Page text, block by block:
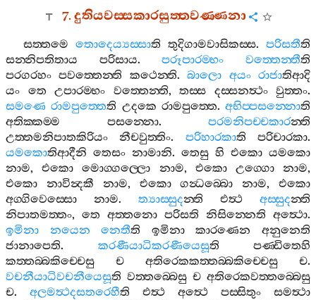
7.දුතියවස‍්සකාරසුත‍්තවණ‍්ණනා
සත‍්තමෙ තොදෙය්‍යස‍්සාති තුදිගාමවාසිකස‍්ස. පරිසතීති
සන‍්නිපතිතාය
පරිසාය.පරූපාරම‍්භං වත‍්තෙන‍්තීති
පරගරහං පවත‍්තෙන‍්ති කථෙන‍්ති.බාලො අයං රාජාතිආදි
යං
තෙ උපාරම‍්භං වත‍්තෙන‍්ති, තස‍්ස දස‍්සනත්‍ථං වුත‍්තං.
සමණෙ රාමපුත‍්තෙති උදකෙ රාමපුත‍්තෙ. අභිප‍්පසන‍්නොති
අතික‍්කම‍්ම
පසන‍්නො. පරමනිපච‍්චකාරන‍්ති
උත‍්තමනිපාතකිරියං
නීචවුත‍්තිං. පරිහාරකාති පරිචාරකා.
යමකොතිආදීනි තෙසං නාමානි. තෙසු හි එකො යමකො
නාම,එකො මොග‍්ගල‍්ලො නාම, එකො උග‍්ගො නාම,
එකො
නාවින්‍දකී නාම, එකො ගන්‍ධබ‍්බො නාම,එකො
අග‍්ගිවෙස‍්සො
නාම. ත්‍යාස‍්සුදන‍්ති එත්‍ථ අස‍්සුදන‍්ති
නිපාතමත‍්තං, තෙ අත‍්තනො පරිසති නිසින‍්නෙති අත්‍ථො.
ඉමිනා
නයෙන නෙතීති ඉමිනා කාරණෙන
අනුනෙති
ජානාපෙති. කරණීයාධිකරණීයෙසූති
පණ‍්ඩිතෙහි
කත‍්තබ‍්බකිච‍්චෙසු
ච අතිරෙකකත‍්තබ‍්බකිච‍්චෙසු ච.
වචනීයාධිවචනීයෙසූති වත‍්තබ‍්බෙසු ච අතිරෙකවත‍්තබ‍්බෙසු
ච. අලමත්‍ථදසතරෙහීති එත්‍ථ අත්‍ථෙ පස‍්සිතුං
සමත්‍ථා